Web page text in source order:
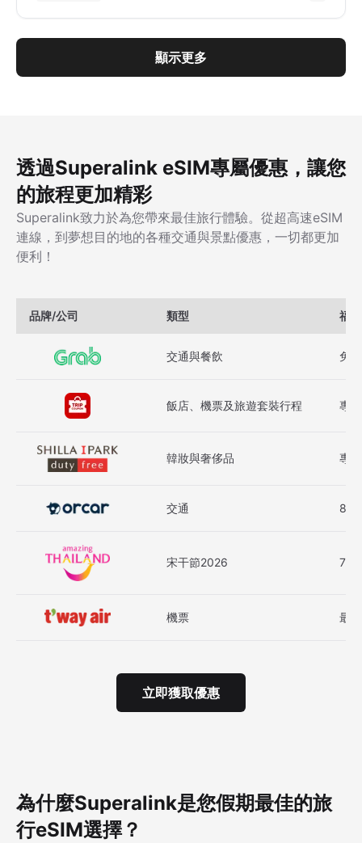
顯示更多
透過Superalink eSIM專屬優惠，讓您
的旅程更加精彩
Superalink致力於為您帶來最佳旅行體驗。從超高速eSIM
連線，到夢想目的地的各種交通與景點優惠，一切都更加
便利！
品牌/公司 類型 福利
交通與餐飲 免
飯店、機票及旅遊套裝行程 專
韓妝與奢侈品 專
交通 8折
宋干節2026 7折
機票 最
立即獲取優惠
為什麼Superalink是您假期最佳的旅
行eSIM選擇？